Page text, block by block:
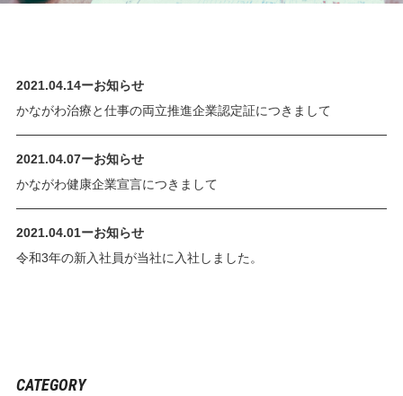
2021.04.14ーお知らせ
かながわ治療と仕事の両立推進企業認定証につきまして
2021.04.07ーお知らせ
かながわ健康企業宣言につきまして
2021.04.01ーお知らせ
令和3年の新入社員が当社に入社しました。
CATEGORY